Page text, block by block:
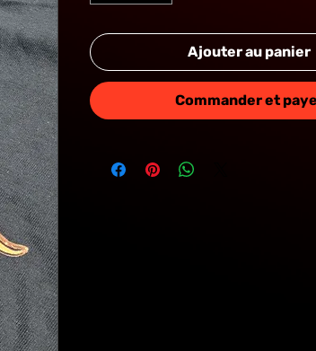
Ajouter au panier
Commander et